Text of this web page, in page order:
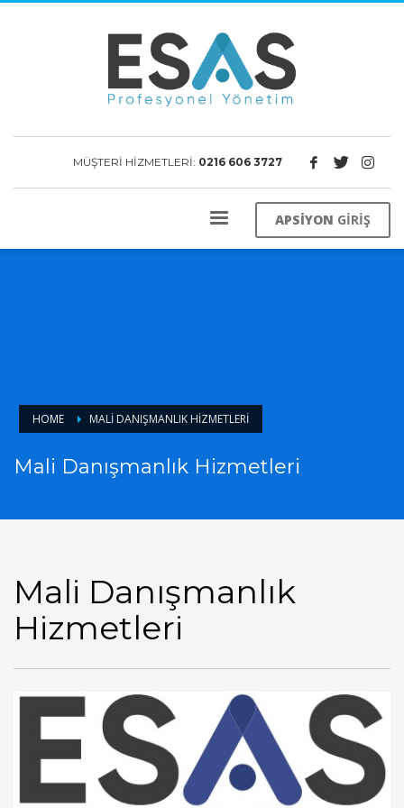
MÜŞTERİ HİZMETLERİ: 0216 606 3727
APSİYON GİRİŞ
HOME MALI DANIŞMANLIK HIZMETLERI
Mali Danışmanlık Hizmetleri
Mali Danışmanlık
Hizmetleri